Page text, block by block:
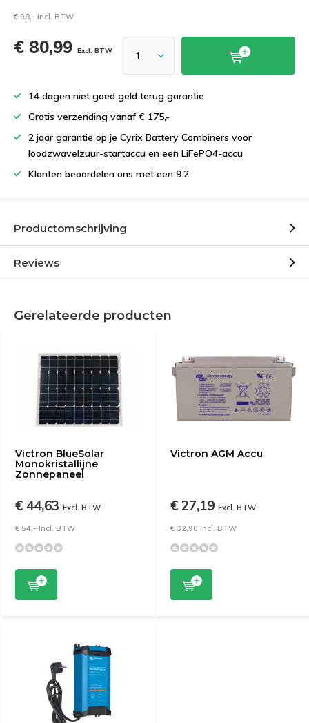
€ 98,- incl. BTW
€ 80,99 Excl. BTW
14 dagen niet goed geld terug garantie
Gratis verzending vanaf € 175,-
2 jaar garantie op je Cyrix Battery Combiners voor
loodzwavelzuur-startaccu en een LiFePO4-accu
Klanten beoordelen ons met een 9.2
Productomschrijving
Reviews
Gerelateerde producten
Victron BlueSolar
Monokristallijne
Zonnepaneel
€ 44,63 Excl. BTW
€ 54,- Incl. BTW
Victron AGM Accu
€ 27,19 Excl. BTW
€ 32,90 Incl. BTW